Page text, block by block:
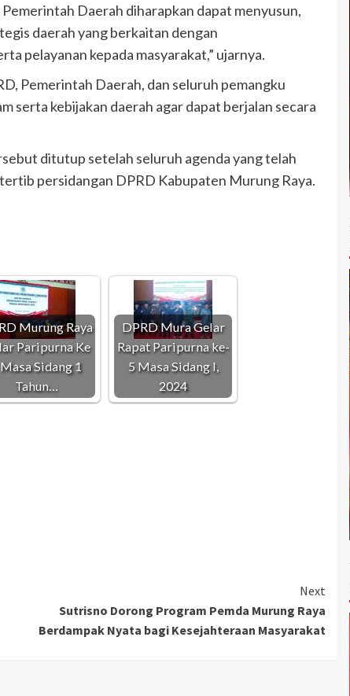
Daerah diharapkan dapat menyusun,
daerah yang berkaitan dengan
pelayanan kepada masyarakat,” ujarnya.
Pemerintah Daerah, dan seluruh pemangku
serta kebijakan daerah agar dapat berjalan secara
ditutup setelah seluruh agenda yang telah
persidangan DPRD Kabupaten Murung Raya.
Murung Raya
Paripurna Ke
Sidang 1
Tahun…
DPRD Mura Gelar
Rapat Paripurna ke-
5 Masa Sidang I,
2024
Next
Sutrisno Dorong Program Pemda Murung Raya
Berdampak Nyata bagi Kesejahteraan Masyarakat